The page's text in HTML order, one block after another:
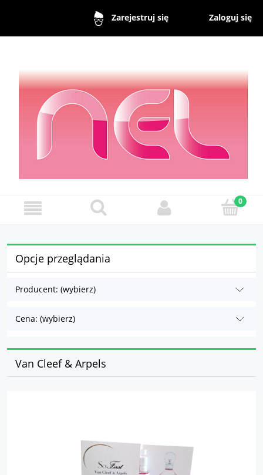
Zarejestruj się Zaloguj się
Opcje przeglądania
Producent: (wybierz)
Cena: (wybierz)
Van Cleef & Arpels